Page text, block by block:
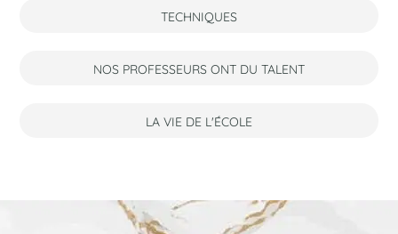
TECHNIQUES
NOS PROFESSEURS ONT DU TALENT
LA VIE DE L'ÉCOLE